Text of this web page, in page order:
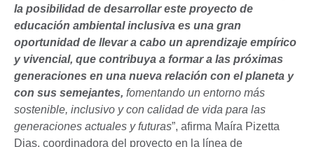
la posibilidad de desarrollar este proyecto de
educación ambiental inclusiva es una gran
oportunidad de llevar a cabo un aprendizaje empírico
y vivencial, que contribuya a formar a las próximas
generaciones en una nueva relación con el planeta y
con sus semejantes, fomentando un entorno más
sostenible, inclusivo y con calidad de vida para las
generaciones actuales y futuras”, afirma Maíra Pizetta
Dias, coordinadora del proyecto en la línea de